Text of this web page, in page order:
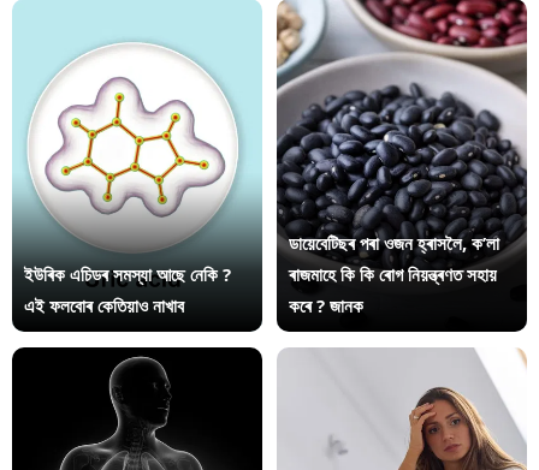
ইউৰিক এচিডৰ সমস্যা আছে নেকি ?
এই ফলবোৰ কেতিয়াও নাখাব
ডায়েবেটিছৰ পৰা ওজন হ্ৰাসলৈ, ক’লা
ৰাজমাহে কি কি ৰোগ নিয়ন্ত্ৰণত সহায়
কৰে ? জানক